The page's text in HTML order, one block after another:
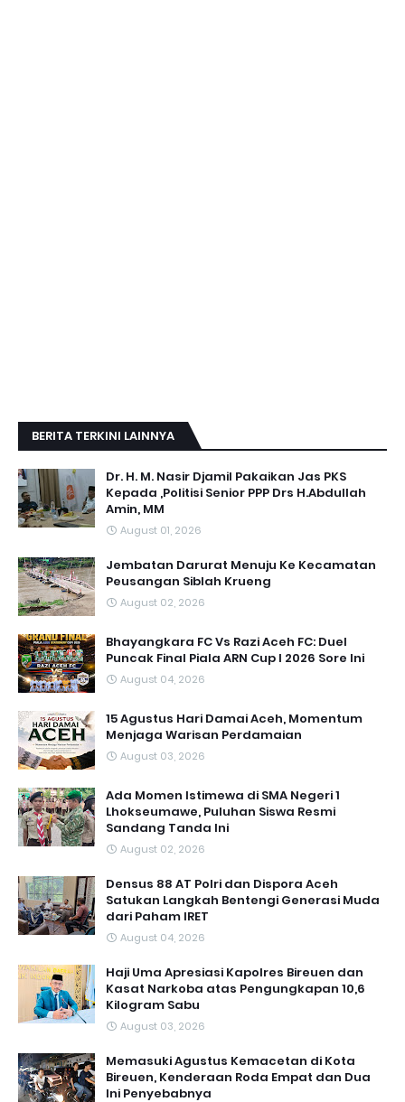
BERITA TERKINI LAINNYA
Dr. H. M. Nasir Djamil Pakaikan Jas PKS
Kepada ,Politisi Senior PPP Drs H.Abdullah
Amin, MM
August 01, 2026
Jembatan Darurat Menuju Ke Kecamatan
Peusangan Siblah Krueng
August 02, 2026
Bhayangkara FC Vs Razi Aceh FC: Duel
Puncak Final Piala ARN Cup I 2026 Sore Ini
August 04, 2026
15 Agustus Hari Damai Aceh, Momentum
Menjaga Warisan Perdamaian
August 03, 2026
Ada Momen Istimewa di SMA Negeri 1
Lhokseumawe, Puluhan Siswa Resmi
Sandang Tanda Ini
August 02, 2026
Densus 88 AT Polri dan Dispora Aceh
Satukan Langkah Bentengi Generasi Muda
dari Paham IRET
August 04, 2026
Haji Uma Apresiasi Kapolres Bireuen dan
Kasat Narkoba atas Pengungkapan 10,6
Kilogram Sabu
August 03, 2026
Memasuki Agustus Kemacetan di Kota
Bireuen, Kenderaan Roda Empat dan Dua
Ini Penyebabnya